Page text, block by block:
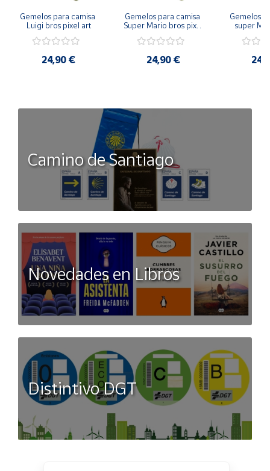
Gemelos para camisa
Luigi bros pixel art
24,90 €
Gemelos para camisa
Super Mario bros pixel
24,90 €
Gemelos
super
Camino de Santiago
Novedades en Libros
Distintivo DGT